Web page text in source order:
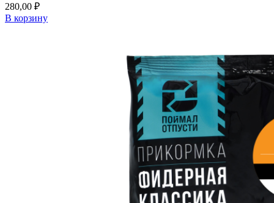
280,00 ₽
В корзину